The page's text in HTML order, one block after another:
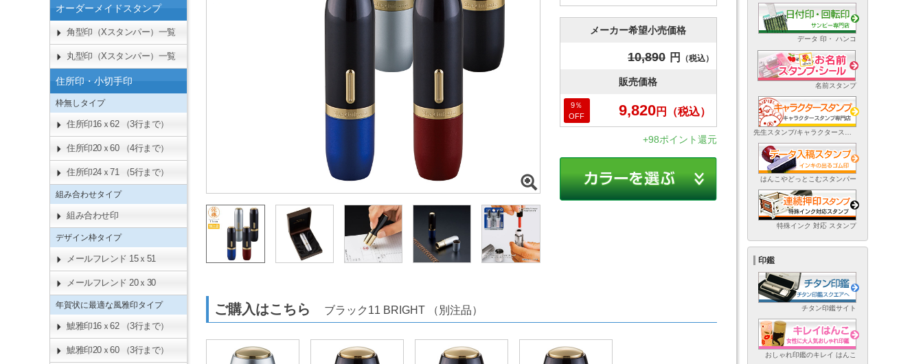
メーカー希望小売価格
10,890 円 （税込）
販売価格
9,820円 （税込）
9％
OFF
+98ポイント還元
ご購入はこちら ブラック11 BRIGHT （別注品）
オーダーメイドスタンプ
角型印（Xスタンパー）一覧
丸型印（Xスタンパー）一覧
住所印・小切手印
枠無しタイプ
住所印16ｘ62 （3行まで）
住所印20ｘ60 （4行まで）
住所印24ｘ71 （5行まで）
組み合わせタイプ
組み合わせ印
デザイン枠タイプ
メールフレンド 15ｘ51
メールフレンド 20ｘ30
年賀状に最適な風雅印タイプ
鯱雅印16ｘ62 （3行まで）
鯱雅印20ｘ60 （3行まで）
データ 印・ ハンコ
名前スタンプ
はんこやどっとこむスタンパー
特殊インク 対応 スタンプ
印鑑
チタン印鑑サイト
おしゃれ印鑑のキレイ はんこ